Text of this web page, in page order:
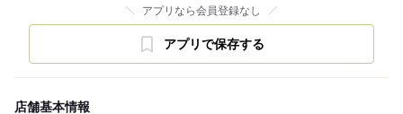
アプリなら会員登録なし
アプリで保存する
店舗基本情報